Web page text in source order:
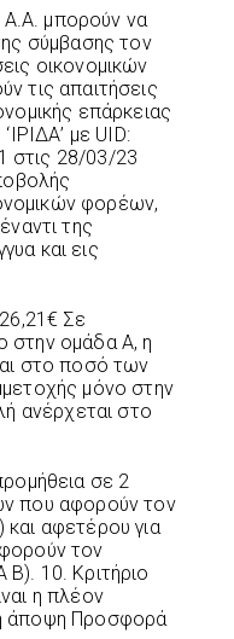
Α.Α. μπορούν να
σύμβασης τον
οικονομικών
τις απαιτήσεις
επάρκειας
με UID:
στις 28/03/23
φορέων,
της
και εις
Σε
στην ομάδα Α, η
στο ποσό των
μόνο στην
ανέρχεται στο
σε 2
που αφορούν τον
αφετέρου για
τον
10. Κριτήριο
η πλέον
άποψη Προσφορά